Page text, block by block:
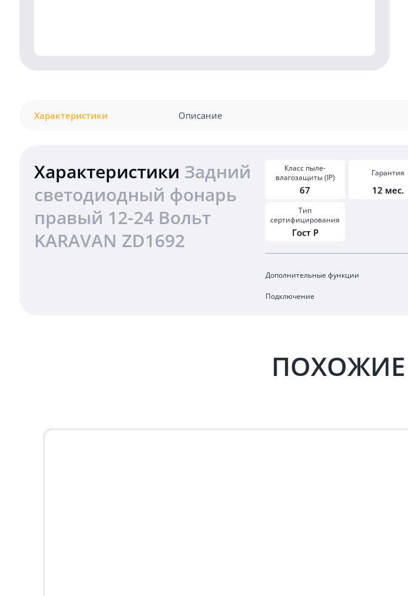
Характеристики Описание
Характеристики Задний
светодиодный фонарь
правый 12-24 Вольт
KARAVAN ZD1692
Класс пыле-
влагозащиты (IP)
67
Гарантия
12 мес.
Тип
сертифицирования
Гост Р
Дополнительные функции
Подключение